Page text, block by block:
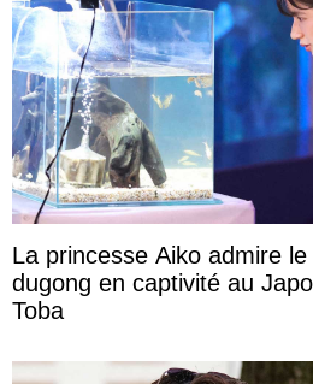
La princesse Aiko admire
dugong en captivité au
Toba